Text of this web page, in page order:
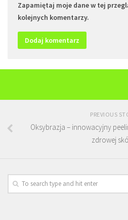
Zapamiętaj moje dane w tej
kolejnych komentarzy.
PREVIOUS
Oksybrazja – innowacyjny
zdrowej